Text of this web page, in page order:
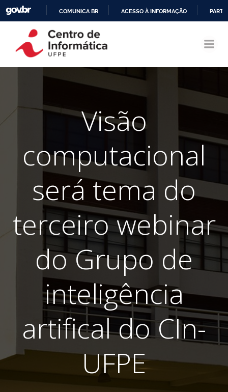
CONTEÚDO
COMUNICA BR ACESSO À INFORMAÇÃO
Visão
computacional
será tema do
terceiro webinar
do Grupo de
inteligência
artifical do CIn-
UFPE